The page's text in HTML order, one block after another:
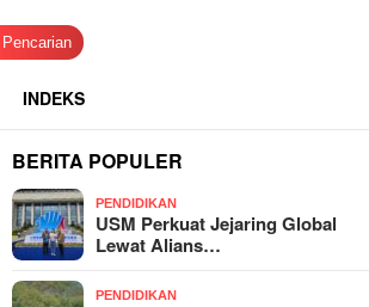
Pencarian
INDEKS
BERITA POPULER
PENDIDIKAN
USM Perkuat Jejaring Global
Lewat Alians…
PENDIDIKAN